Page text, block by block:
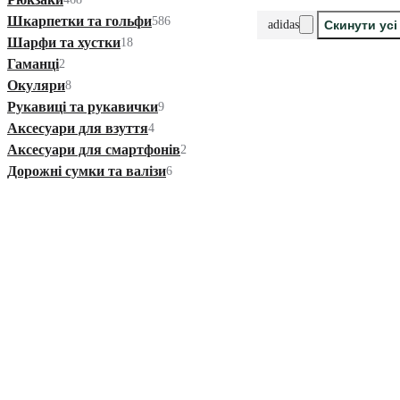
Шкарпетки та гольфи586
Шарфи та хустки18
Гаманці2
Окуляри8
Рукавиці та рукавички9
Аксесуари для взуття4
Аксесуари для смартфонів2
Дорожні сумки та валізи6
adidas Скинути